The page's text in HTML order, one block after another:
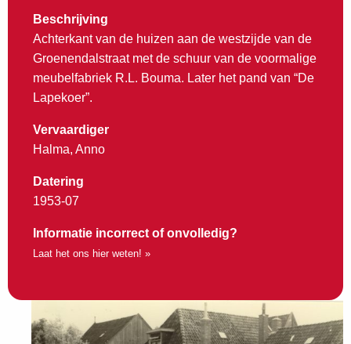
Beschrijving
Achterkant van de huizen aan de westzijde van de
Groenendalstraat met de schuur van de voormalige
meubelfabriek R.L. Bouma. Later het pand van “De
Lapekoer”.
Vervaardiger
Halma, Anno
Datering
1953-07
Informatie incorrect of onvolledig?
Laat het ons hier weten! »